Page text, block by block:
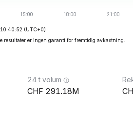
(UTC+0)
resultater er ingen garanti for fremtidig avkastning.
24 t volum
291.18M